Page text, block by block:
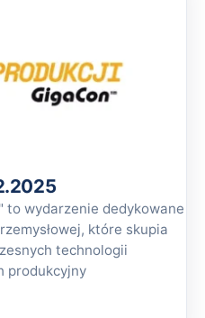
to wydarzenie dedykowane
które skupia
technologii
produkcyjny